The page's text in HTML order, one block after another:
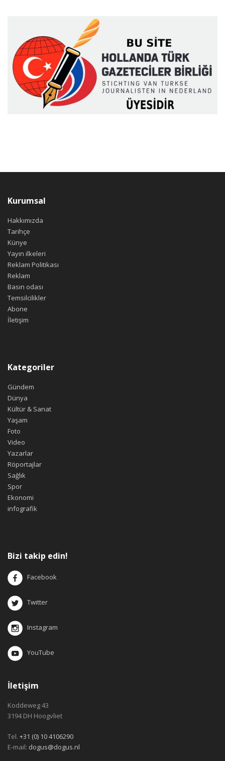
Kurumsal
Hakkımızda
Tarihçe
Künye
Yayın ilkeleri
Reklam Politikası
Reklam
Basın odası
Temsilcilikler
Abone
İletişim
Kategoriler
Gündem
Dünya
Kültür & Sanat
Yaşam
Foto
Video
Yazarlar
Röportajlar
Sağlık
Spor
Ekonomi
infografik
Bizi takip edin!
Facebook
Twitter
Instagram
YouTube
İletişim
Koddeweg 43
3194 DH Hoogvliet
Tel. +31 (0) 10 4106290
E-mail: dogus@dogus.nl